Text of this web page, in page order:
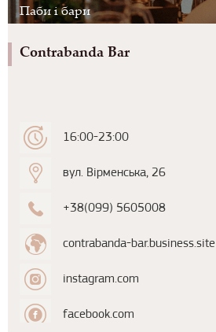
Паби і бари
Contrabanda Bar
16:00-23:00
вул. Вірменська, 26
+38(099) 5605008
contrabanda-bar.business.site
instagram.com
facebook.com